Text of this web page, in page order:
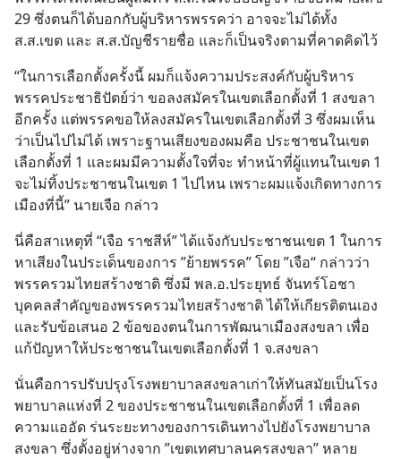
29 ซึ่งตนก็ได้บอกกับผู้บริหารพรรคว่า อาจจะไม่ได้ทั้ง
ส.ส.เขต และ ส.ส.บัญชีรายชื่อ และก็เป็นจริงตามที่คาดคิดไว้
“ในการเลือกตั้งครั้งนี้ ผมก็แจ้งความประสงค์กับผู้บริหาร
พรรคประชาธิปัตย์ว่า ขอลงสมัครในเขตเลือกตั้งที่ 1 สงขลา
อีกครั้ง แต่พรรคขอให้ลงสมัครในเขตเลือกตั้งที่ 3 ซึ่งผมเห็น
ว่าเป็นไปไม่ได้ เพราะฐานเสียงของผมคือ ประชาชนในเขต
เลือกตั้งที่ 1 และผมมีความตั้งใจที่จะ ทำหน้าที่ผู้แทนในเขต 1
จะไม่ทิ้งประชาชนในเขต 1 ไปไหน เพราะผมแจ้งเกิดทางการ
เมืองที่นี้” นายเจือ กล่าว
นี่คือสาเหตุที่ “เจือ ราชสีห์” ได้แจ้งกับประชาชนเขต 1 ในการ
หาเสียงในประเด็นของการ ”ย้ายพรรค” โดย ”เจือ“ กล่าวว่า
พรรครวมไทยสร้างชาติ ซึ่งมี พล.อ.ประยุทธ์ จันทร์โอชา
บุคคลสำคัญของพรรครวมไทยสร้างชาติ ได้ให้เกียรติตนเอง
และรับข้อเสนอ 2 ข้อของตนในการพัฒนาเมืองสงขลา เพื่อ
แก้ปัญหาให้ประชาชนในเขตเลือกตั้งที่ 1 จ.สงขลา
นั่นคือการปรับปรุงโรงพยาบาลสงขลาเก่าให้ทันสมัยเป็นโรง
พยาบาลแห่งที่ 2 ของประชาชนในเขตเลือกตั้งที่ 1 เพื่อลด
ความแออัด ร่นระยะทางของการเดินทางไปยังโรงพยาบาล
สงขลา ซึ่งตั้งอยู่ห่างจาก ”เขตเทศบาลนครสงขลา” หลาย